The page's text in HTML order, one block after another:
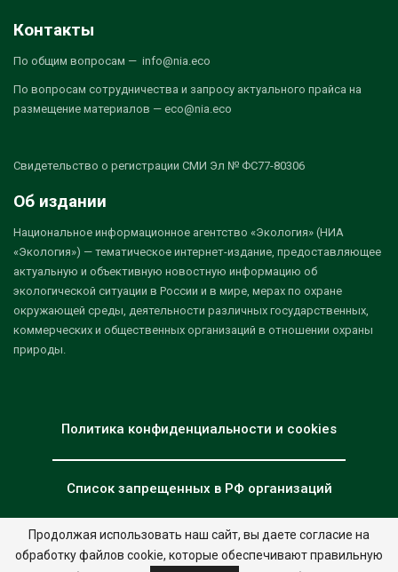
Контакты
По общим вопросам — info@nia.eco
По вопросам сотрудничества и запросу актуального прайса на
размещение материалов — eco@nia.eco
Свидетельство о регистрации СМИ Эл № ФС77-80306
Об издании
Национальное информационное агентство «Экология» (НИА
«Экология») — тематическое интернет-издание, предоставляющее
актуальную и объективную новостную информацию об
экологической ситуации в России и в мире, мерах по охране
окружающей среды, деятельности различных государственных,
коммерческих и общественных организаций в отношении охраны
природы.
Политика конфиденциальности и cookies
Список запрещенных в РФ организаций
© 2026 - НИА "Экология". Все права защищены. Дизайн:nia.eco
Продолжая использовать наш сайт, вы даете согласие на
обработку файлов cookie, которые обеспечивают правильную